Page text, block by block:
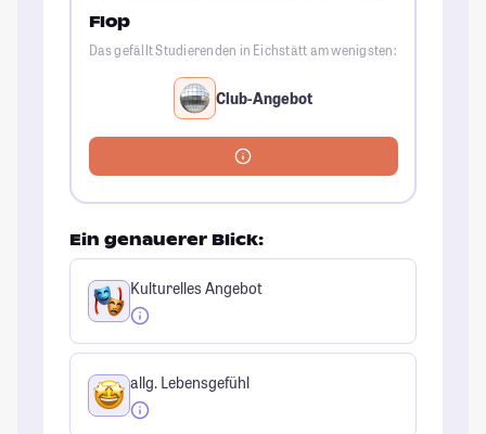
Flop
Das gefällt Studierenden in Eichstätt am wenigsten:
Club-Angebot
Ein genauerer Blick:
Kulturelles Angebot
allg. Lebensgefühl